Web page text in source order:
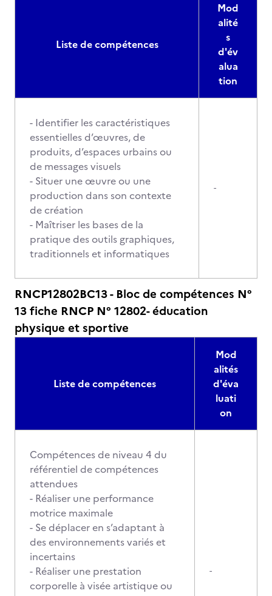
Liste de compétences
Mod
alité
s
d'év
alua
tion
- Identifier les caractéristiques
essentielles d’œuvres, de
produits, d’espaces urbains ou
de messages visuels
- Situer une œuvre ou une
production dans son contexte
de création
- Maîtriser les bases de la
pratique des outils graphiques,
traditionnels et informatiques
-
RNCP12802BC13 - Bloc de compétences N°
13 fiche RNCP N° 12802- éducation
physique et sportive
Liste de compétences
Mod
alités
d'éva
luati
on
Compétences de niveau 4 du
référentiel de compétences
attendues
- Réaliser une performance
motrice maximale
- Se déplacer en s’adaptant à
des environnements variés et
incertains
- Réaliser une prestation
corporelle à visée artistique ou
-